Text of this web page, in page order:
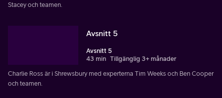
Stacey och teamen.
Avsnitt 5
Avsnitt 5
43 min Tillgänglig 3+ månader
Charlie Ross är i Shrewsbury med experterna Tim Weeks och Ben Cooper
och teamen.